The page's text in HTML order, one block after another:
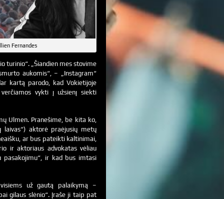
Fernandes
turinio“. „Šiandien mes stovime
aukomis“, – „Instagram“
kartą parodo, kad Vokietijoje
vykti į užsienį siekti
Ulmen. Pranešime, be kita ko,
laivas“) aktorė praėjusių metų
ar bus pateikti kaltinimai,
ir aktoriaus advokatas vėliau
pasakojimu“, ir kad bus imtasi
už gautą palaikymą –
gilaus slėnio“. Įraše ji taip pat